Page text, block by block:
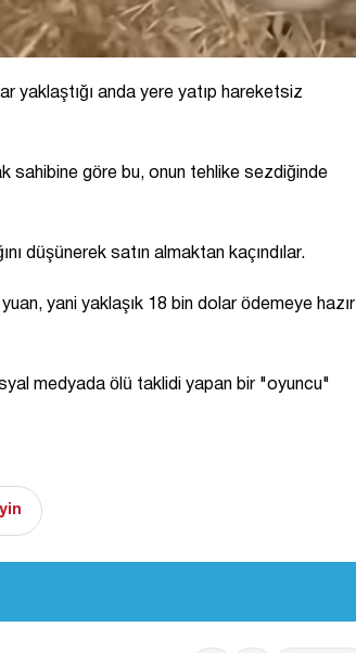
yaklaştığı anda yere yatıp hareketsiz
sahibine göre bu, onun tehlike sezdiğinde
düşünerek satın almaktan kaçındılar.
yani yaklaşık 18 bin dolar ödemeye hazır
medyada ölü taklidi yapan bir "oyuncu"